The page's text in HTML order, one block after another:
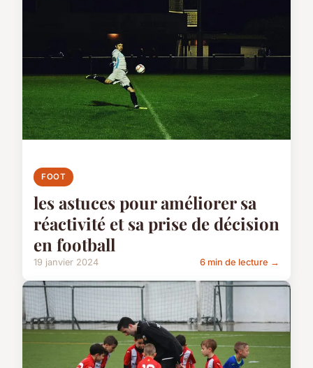
FOOT
les astuces pour améliorer sa
réactivité et sa prise de décision
en football
19 janvier 2024 6 min de lecture →